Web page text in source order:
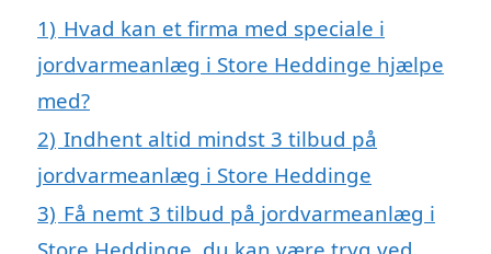
1) Hvad kan et firma med speciale i
jordvarmeanlæg i Store Heddinge hjælpe
med?
2) Indhent altid mindst 3 tilbud på
jordvarmeanlæg i Store Heddinge
3) Få nemt 3 tilbud på jordvarmeanlæg i